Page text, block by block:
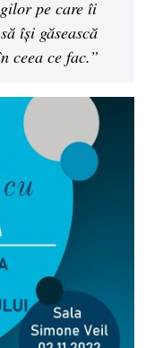
pe care îi
își găsească
ceea ce fac.”